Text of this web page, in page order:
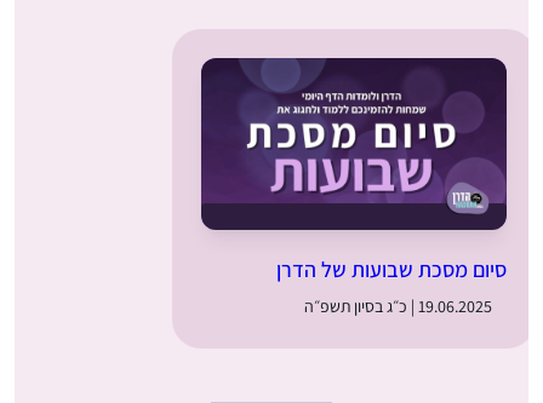
סיום מסכת שבועות של הדרן
19.06.2025 | כ״ג בסיון תשפ״ה